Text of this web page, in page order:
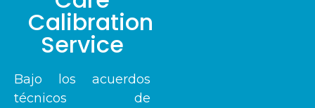
Calibration
Service
Bajo los acuerdos
técnicos de